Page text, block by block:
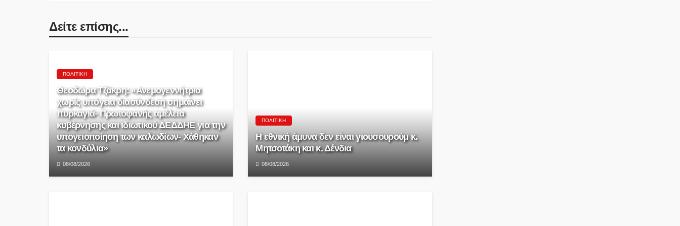
Δείτε επίσης...
ΠΟΛΙΤΙΚΉ
Θεοδώρα Τζάκρη: «Ανεμογεννήτρια
χωρίς υπόγεια διασύνδεση σημαίνει
πυρκαγιά- Πρωτοφανής αμέλεια
κυβέρνησης και ιδιωτικού ΔΕΔΔΗΕ για την
υπογειοποίηση των καλωδίων- Χάθηκαν
τα κονδύλια»
08/08/2026
ΠΟΛΙΤΙΚΉ
Η εθνική άμυνα δεν είναι γιουσουρούμ κ.
Μητσοτάκη και κ. Δένδια
08/08/2026